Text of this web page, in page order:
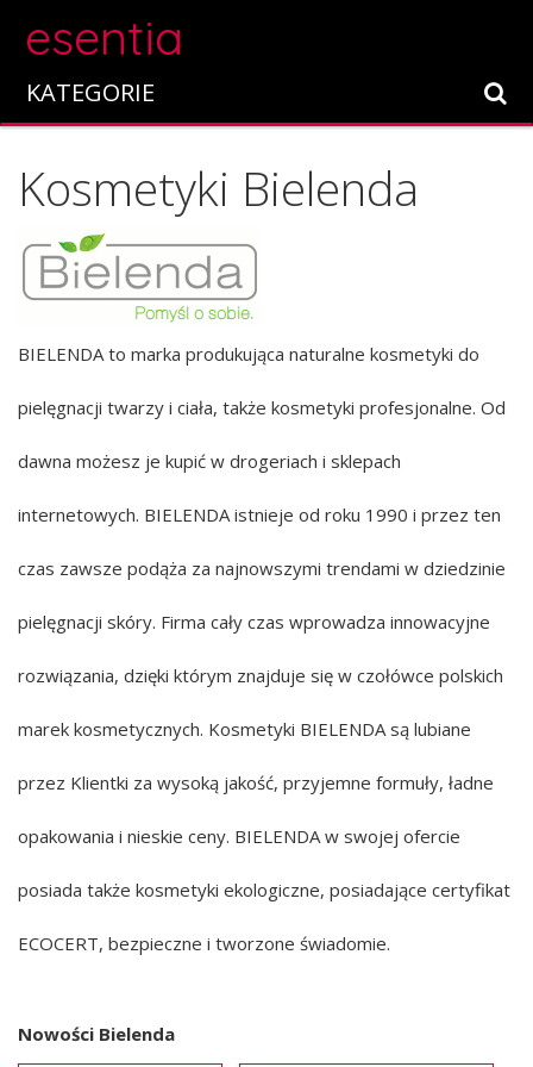
esentia
KATEGORIE
Kosmetyki Bielenda
BIELENDA to marka produkująca naturalne kosmetyki do
pielęgnacji twarzy i ciała, także kosmetyki profesjonalne. Od
dawna możesz je kupić w drogeriach i sklepach
internetowych. BIELENDA istnieje od roku 1990 i przez ten
czas zawsze podąża za najnowszymi trendami w dziedzinie
pielęgnacji skóry. Firma cały czas wprowadza innowacyjne
rozwiązania, dzięki którym znajduje się w czołówce polskich
marek kosmetycznych. Kosmetyki BIELENDA są lubiane
przez Klientki za wysoką jakość, przyjemne formuły, ładne
opakowania i nieskie ceny. BIELENDA w swojej ofercie
posiada także kosmetyki ekologiczne, posiadające certyfikat
ECOCERT, bezpieczne i tworzone świadomie.
Nowości Bielenda